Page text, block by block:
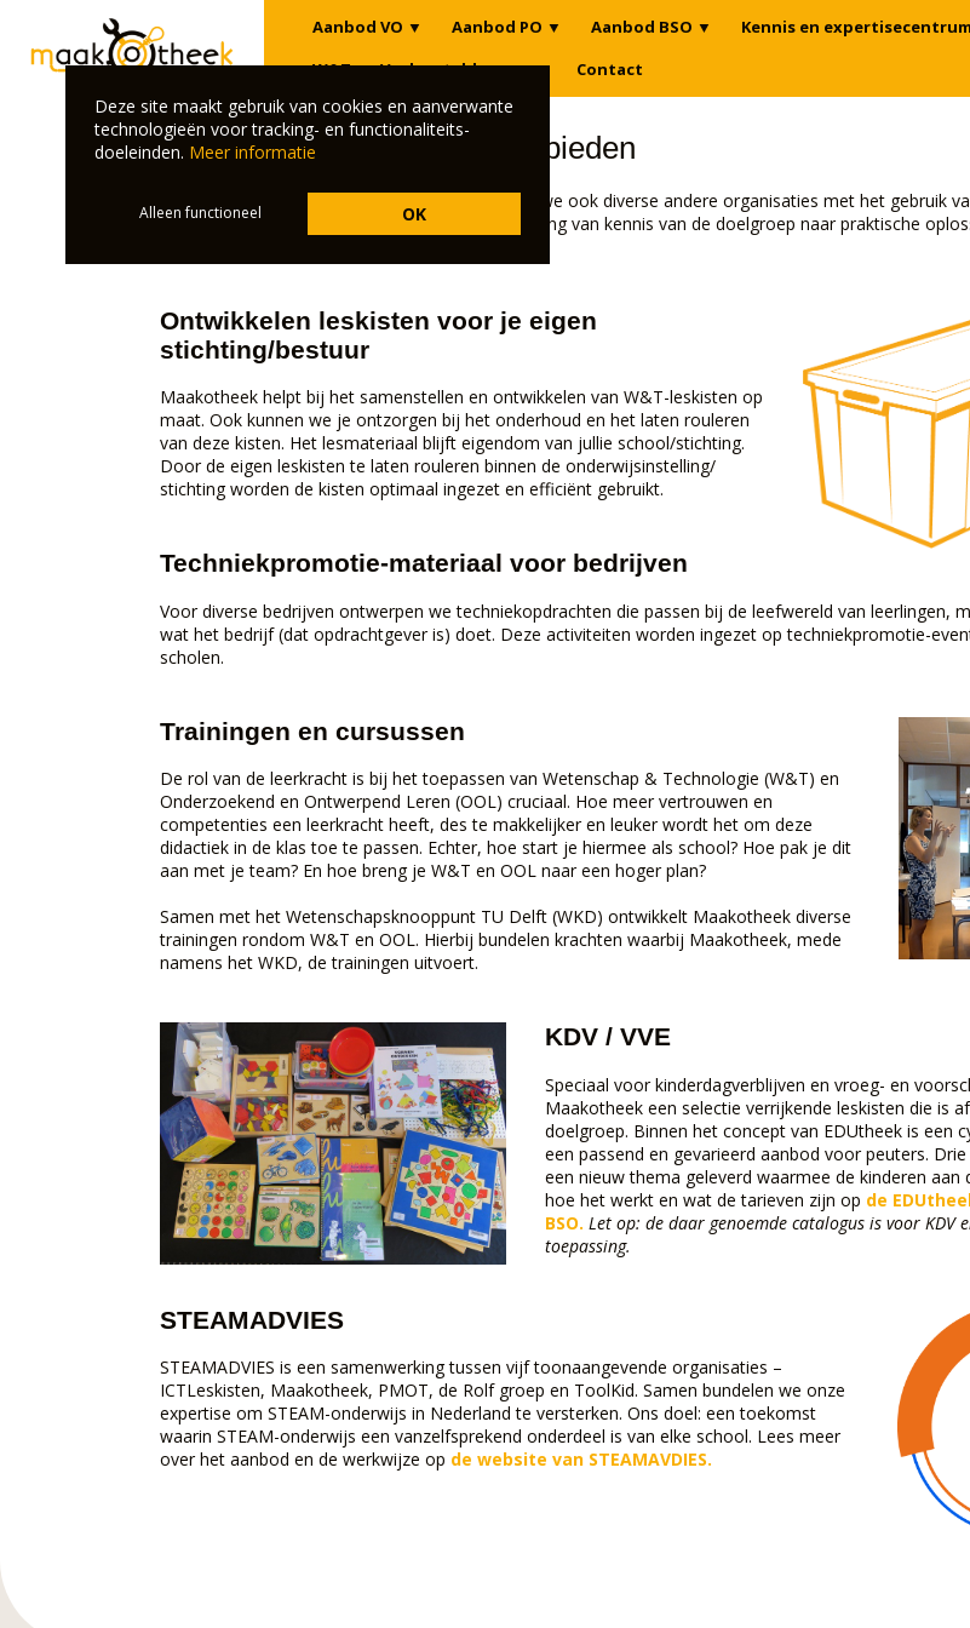
Aanbod VO ▼ Aanbod PO ▼ Aanbod BSO ▼ Kennis en expertisecentrum
W&T
Veelgestelde vragen Contact
Bekijk wat Maakotheek kan bieden
Naast ons product-aanbod voor scholen helpen we ook diverse andere organisaties met het gebruik
technologie. Centraal staat daarbij altijd de vertaling van kennis van de doelgroep naar praktische
Ontwikkelen leskisten voor je eigen
stichting/bestuur
Maakotheek helpt bij het samenstellen en ontwikkelen van W&T-leskisten op
maat. Ook kunnen we je ontzorgen bij het onderhoud en het laten rouleren
van deze kisten. Het lesmateriaal blijft eigendom van jullie school/stichting.
Door de eigen leskisten te laten rouleren binnen de onderwijsinstelling/
stichting worden de kisten optimaal ingezet en efficiënt gebruikt.
Techniekpromotie-materiaal voor bedrijven
Voor diverse bedrijven ontwerpen we techniekopdrachten die passen bij de leefwereld van leerlingen,
wat het bedrijf (dat opdrachtgever is) doet. Deze activiteiten worden ingezet op techniekpromotie-
scholen.
Trainingen en cursussen
De rol van de leerkracht is bij het toepassen van Wetenschap & Technologie (W&T) en
Onderzoekend en Ontwerpend Leren (OOL) cruciaal. Hoe meer vertrouwen en
competenties een leerkracht heeft, des te makkelijker en leuker wordt het om deze
didactiek in de klas toe te passen. Echter, hoe start je hiermee als school? Hoe pak je dit
aan met je team? En hoe breng je W&T en OOL naar een hoger plan?
Samen met het Wetenschapsknooppunt TU Delft (WKD) ontwikkelt Maakotheek diverse
trainingen rondom W&T en OOL. Hierbij bundelen krachten waarbij Maakotheek, mede
namens het WKD, de trainingen uitvoert.
KDV / VVE
Speciaal voor kinderdagverblijven en vroeg- en
Maakotheek een selectie verrijkende leskisten die is
doelgroep. Binnen het concept van EDUtheek is een
een passend en gevarieerd aanbod voor peuters.
een nieuw thema geleverd waarmee de kinderen aan
hoe het werkt en wat de tarieven zijn op de
BSO. Let op: de daar genoemde catalogus is voor KDV
toepassing.
STEAMADVIES
STEAMADVIES is een samenwerking tussen vijf toonaangevende organisaties –
ICTLeskisten, Maakotheek, PMOT, de Rolf groep en ToolKid. Samen bundelen we onze
expertise om STEAM-onderwijs in Nederland te versterken. Ons doel: een toekomst
waarin STEAM-onderwijs een vanzelfsprekend onderdeel is van elke school. Lees meer
over het aanbod en de werkwijze op de website van STEAMAVDIES.
Deze site maakt gebruik van cookies en aanverwante
technologieën voor tracking- en functionaliteits-
doeleinden. Meer informatie
Alleen functioneel OK